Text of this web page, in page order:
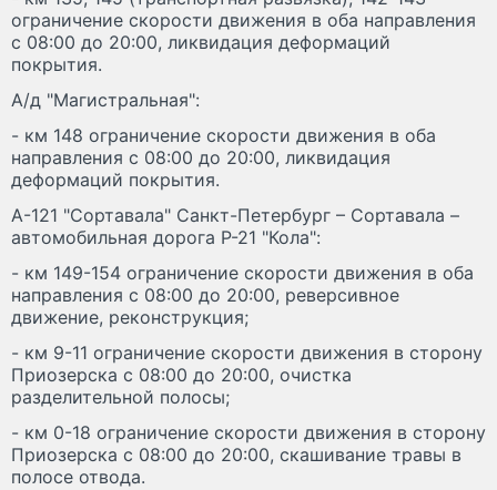
ограничение скорости движения в оба направления
с 08:00 до 20:00, ликвидация деформаций
покрытия.
А/д "Магистральная":
- км 148 ограничение скорости движения в оба
направления с 08:00 до 20:00, ликвидация
деформаций покрытия.
А-121 "Сортавала" Санкт-Петербург – Сортавала –
автомобильная дорога Р-21 "Кола":
- км 149-154 ограничение скорости движения в оба
направления с 08:00 до 20:00, реверсивное
движение, реконструкция;
- км 9-11 ограничение скорости движения в сторону
Приозерска с 08:00 до 20:00, очистка
разделительной полосы;
- км 0-18 ограничение скорости движения в сторону
Приозерска с 08:00 до 20:00, скашивание травы в
полосе отвода.